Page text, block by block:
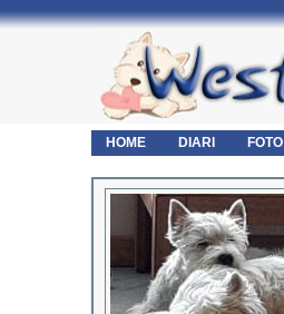
HOME DIARI FOTO